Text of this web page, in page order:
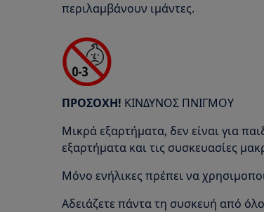
περιλαμβάνουν ιμάντες.
ΠΡΟΣΟΧΗ! ΚΙΝΔΥΝΟΣ ΠΝΙΓΜΟΥ
Μικρά εξαρτήματα, δεν είναι για
εξαρτήματα και τις συσκευασίες
Μόνο ενήλικες πρέπει να
Αδειάζετε πάντα τη συσκευή από